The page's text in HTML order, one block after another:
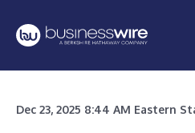
Dec 23, 2025 8:44 AM Eastern